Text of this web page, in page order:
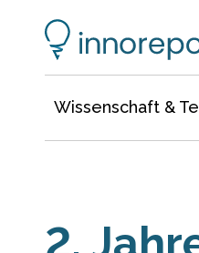
Wissenschaft &
2.